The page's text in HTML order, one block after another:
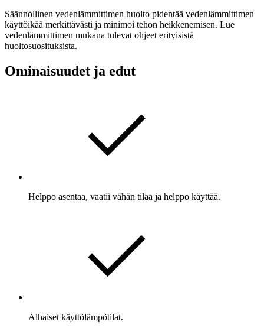
Säännöllinen vedenlämmittimen huolto pidentää vedenlämmittimen
käyttöikää merkittävästi ja minimoi tehon heikkenemisen. Lue
vedenlämmittimen mukana tulevat ohjeet erityisistä
huoltosuosituksista.
Ominaisuudet ja edut
Helppo asentaa, vaatii vähän tilaa ja helppo käyttää.
Alhaiset käyttölämpötilat.